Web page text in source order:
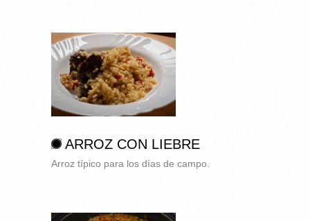
ARROZ CON LIEBRE
Arroz típico para los días de campo.